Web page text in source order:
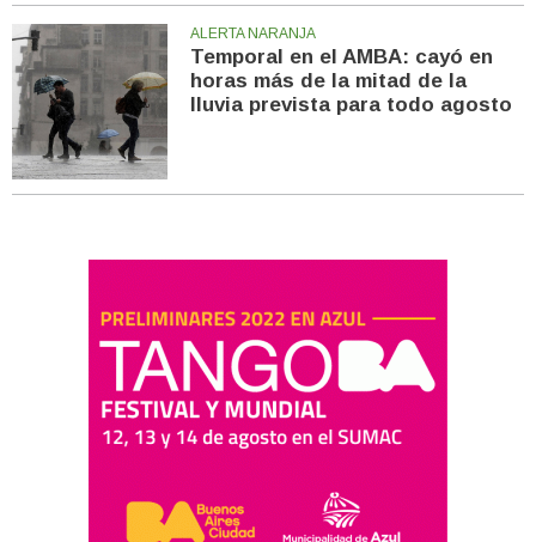
ALERTA NARANJA
Temporal en el AMBA: cayó en
horas más de la mitad de la
lluvia prevista para todo agosto